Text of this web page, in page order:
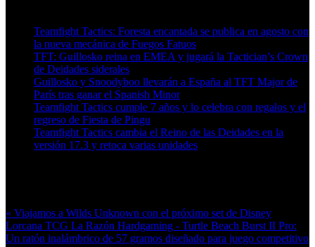
Teamfight Tactics: Foresta encantada se publica en agosto con
la nueva mecánica de Fuegos Fatuos
TFT: Guillosko reina en EMEA y jugará la Tactician’s Crown
de Deidades siderales
Guillosko y Snoodyboo llevarán a España al TFT Major de
París tras ganar el Spanish Minor
Teamfight Tactics cumple 7 años y lo celebra con regalos y el
regreso de Fiesta de Pingu
Teamfight Tactics cambia el Reino de las Deidades en la
versión 17.3 y retoca varias unidades
« Viajamos a Wilds Unknown con el próximo set de Disney
Lorcana TCG La Razón Hardgaming - Turtle Beach Burst II Pro:
Un ratón inalámbrico de 57 gramos diseñado para juego competitivo